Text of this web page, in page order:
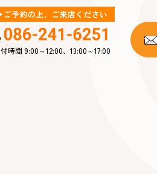
時間 9:00～12:00、13:00～17:00